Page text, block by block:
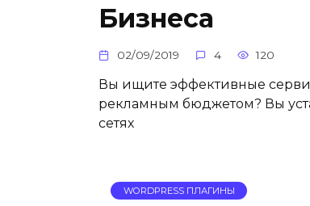
Бизнеса
02/09/2019 4 120
Вы ищите эффективные
рекламным бюджетом? Вы
сетях
WORDPRESS ПЛАГИНЫ